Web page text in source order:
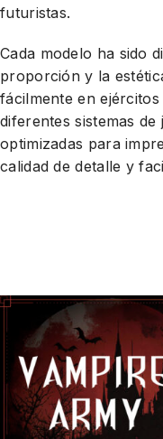
futuristas.
Cada modelo ha sido
proporción y la
fácilmente en
diferentes sistemas
optimizadas para
calidad de detalle y